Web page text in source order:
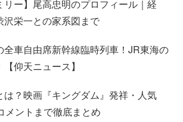
リー】尾高忠明のプロフィール｜経
沢栄一との家系図まで
全車自由席新幹線臨時列車！JR東海の
仰天ニュース】
は？映画『キングダム』発祥・人気
メントまで徹底まとめ